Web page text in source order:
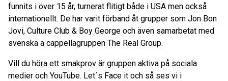
funnits i över 15 år, turnerat flitigt både i USA men också
internationellt. De har varit förband åt grupper som Jon Bon
Jovi, Culture Club & Boy George och även samarbetat med
svenska a cappellagruppen The Real Group.
Vill du höra ett smakprov är gruppen aktiva på sociala
medier och YouTube. Let´s Face it och så ses vi i